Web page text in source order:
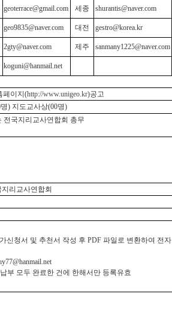
geoterrace@gmail.com 세종 shurantis@naver.com
geo9835@naver.com 대전 gestro@korea.kr
2gty@naver.com 제주 sanmany1225@naver.com
koguni@hanmail.net
페이지(http://www.unigeo.kr)공고
명) 지도교사상(00명)
전국지리교사연합회 총무
지리교사연합회
신청서 및 추천서 작성 후 PDF 파일로 변환하여 전자
부 모두 완료한 건에 한해서만 등록유효